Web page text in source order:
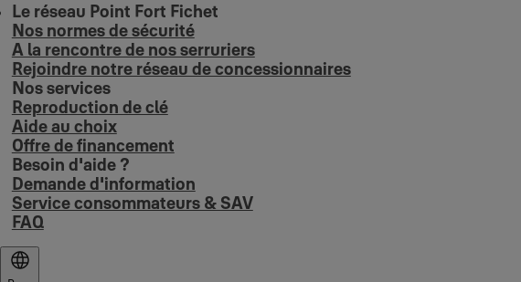
Le réseau Point Fort Fichet
Nos normes de sécurité
A la rencontre de nos serruriers
Rejoindre notre réseau de concessionnaires
Nos services
Reproduction de clé
Aide au choix
Offre de financement
Besoin d'aide ?
Demande d'information
Service consommateurs & SAV
FAQ